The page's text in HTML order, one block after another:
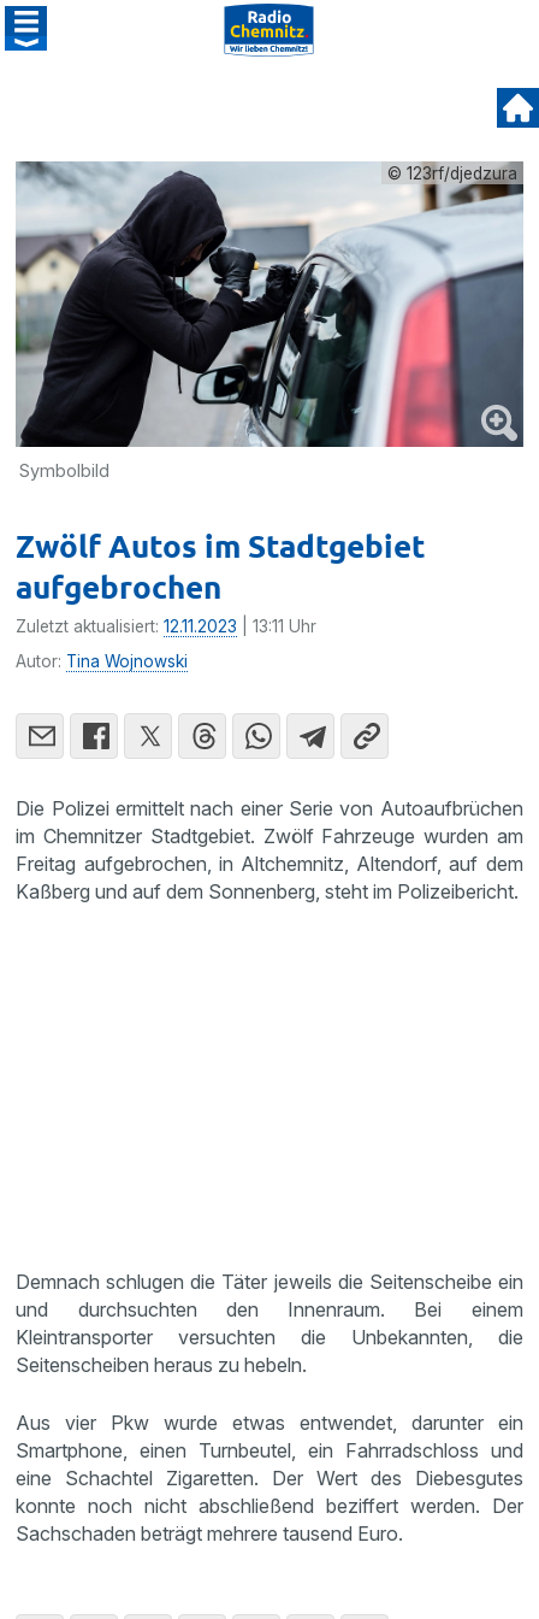
© 123rf/djedzura
Symbolbild
Zwölf Autos im Stadtgebiet
aufgebrochen
Zuletzt aktualisiert:12.11.2023 | 13:11 Uhr
Autor: Tina Wojnowski
Die Polizei ermittelt nach einer Serie von Autoaufbrüchen
im Chemnitzer Stadtgebiet. Zwölf Fahrzeuge wurden am
Freitag aufgebrochen, in Altchemnitz, Altendorf, auf dem
Kaßberg und auf dem Sonnenberg, steht im Polizeibericht.
Demnach schlugen die Täter jeweils die Seitenscheibe ein
und durchsuchten den Innenraum. Bei einem
Kleintransporter versuchten die Unbekannten, die
Seitenscheiben heraus zu hebeln.
Aus vier Pkw wurde etwas entwendet, darunter ein
Smartphone, einen Turnbeutel, ein Fahrradschloss und
eine Schachtel Zigaretten. Der Wert des Diebesgutes
konnte noch nicht abschließend beziffert werden. Der
Sachschaden beträgt mehrere tausend Euro.